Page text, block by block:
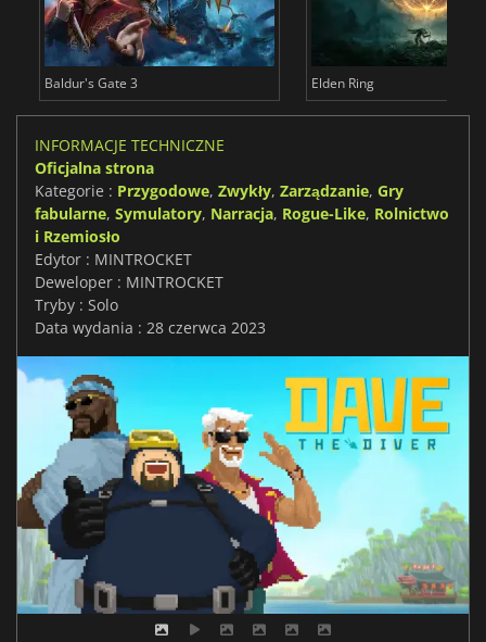
Baldur's Gate 3 Elden Ring
INFORMACJE TECHNICZNE
Oficjalna strona
Kategorie : Przygodowe, Zwykły, Zarządzanie, Gry
fabularne, Symulatory, Narracja, Rogue-Like, Rolnictwo
i Rzemiosło
Edytor : MINTROCKET
Deweloper : MINTROCKET
Tryby : Solo
Data wydania : 28 czerwca 2023